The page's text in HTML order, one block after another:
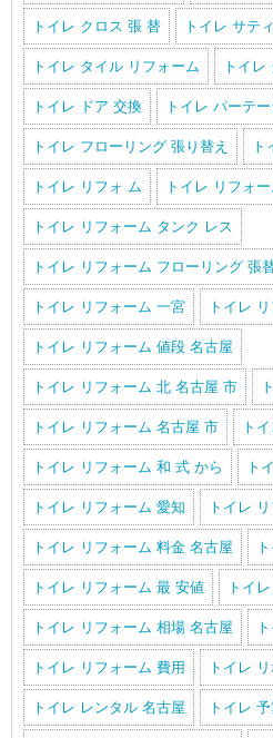
トイレ クロス 張 替 トイレ サテ
トイレ タイル リフォーム トイレ
トイレ ドア 交換 トイレ パーテ
トイレ フローリング 張り替え ト
トイレ リフォ ム トイレ リフォー
トイレ リフォーム タンク レス
トイレ リフォーム フローリング 張
トイレ リフォーム 一宮 トイレ
トイレ リフォーム 値段 名古屋
トイレ リフォーム 北 名古屋 市
トイレ リフォーム 名古屋 市 ト
トイレ リフォーム 和 式 から ト
トイレ リフォーム 愛知 トイレ
トイレ リフォーム 料金 名古屋
トイレ リフォーム 最 安値 トイ
トイレ リフォーム 相場 名古屋
トイレ リフォーム 費用 トイレ
トイレ レンタル 名古屋 トイレ